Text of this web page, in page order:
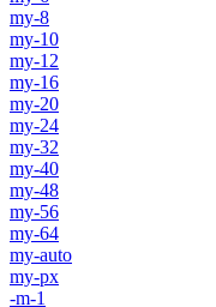
my-8
my-10
my-12
my-16
my-20
my-24
my-32
my-40
my-48
my-56
my-64
my-auto
my-px
-m-1